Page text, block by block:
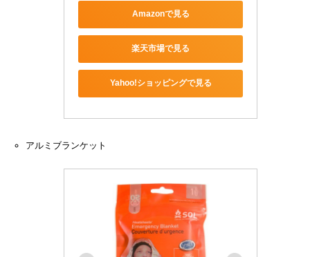
Amazonで見る
楽天市場で見る
Yahoo!ショッピングで見る
アルミブランケット